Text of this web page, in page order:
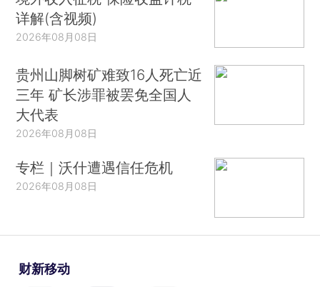
详解(含视频)
2026年08月08日
贵州山脚树矿难致16人死亡近
三年 矿长涉罪被罢免全国人
大代表
2026年08月08日
专栏｜沃什遭遇信任危机
2026年08月08日
财新移动